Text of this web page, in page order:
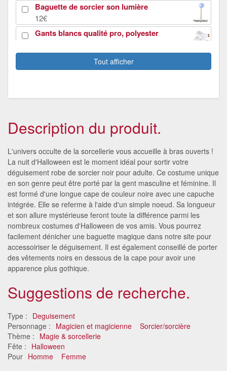
Baguette de sorcier son lumière
12€
Gants blancs qualité pro, polyester
Tout afficher
Description du produit.
L'univers occulte de la sorcellerie vous accueille à bras ouverts !
La nuit d'Halloween est le moment idéal pour sortir votre
déguisement robe de sorcier noir pour adulte. Ce costume unique
en son genre peut être porté par la gent masculine et féminine. Il
est formé d'une longue cape de couleur noire avec une capuche
intégrée. Elle se referme à l'aide d'un simple noeud. Sa longueur
et son allure mystérieuse feront toute la différence parmi les
nombreux costumes d'Halloween de vos amis. Vous pourrez
facilement dénicher une baguette magique dans notre site pour
accessoiriser le déguisement. Il est également conseillé de porter
des vêtements noirs en dessous de la cape pour avoir une
apparence plus gothique.
Suggestions de recherche.
Type : Deguisement
Personnage : Magicien et magicienne
Sorcier/sorcière
Thème : Magie & sorcellerie
Fête : Halloween
Pour Homme Femme